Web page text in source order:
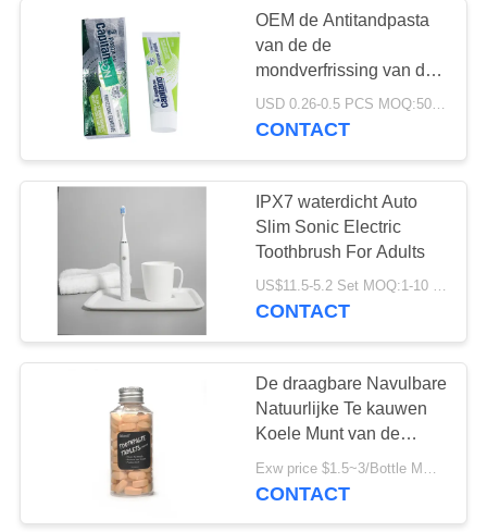
organische
Kinderen
Tanden die Poeder
witten
17
Te kauwen
Tandpastatablet
28
OEM de Antitandpasta
van de de
mondverfrissing van de
Slechte ademtandpasta
voor Rokende Vlekken
USD 0.26-0.5 PCS MOQ:500pcs-30000pcs
CONTACT
IPX7 waterdicht Auto
Slim Sonic Electric
Toothbrush For Adults
US$11.5-5.2 Set MOQ:1-10 reeks
CONTACT
De draagbare Navulbare
Natuurlijke Te kauwen
Koele Munt van de
Tandpastatablet voor
Reis
CONTACT